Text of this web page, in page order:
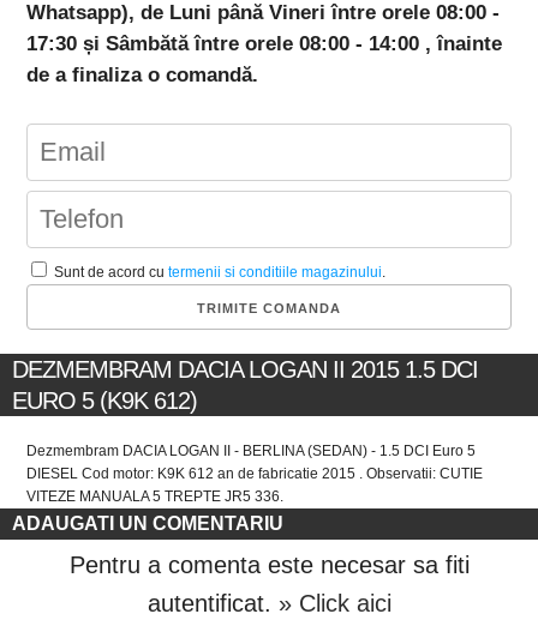
Whatsapp), de Luni până Vineri între orele 08:00 -
17:30 și Sâmbătă între orele 08:00 - 14:00 , înainte
de a finaliza o comandă.
Sunt de acord cutermenii si conditiile magazinului.
DEZMEMBRAM DACIA LOGAN II 2015 1.5 DCI
EURO 5 (K9K 612)
Dezmembram DACIA LOGAN II - BERLINA (SEDAN) - 1.5 DCI Euro 5
DIESEL Cod motor: K9K 612 an de fabricatie 2015 . Observatii: CUTIE
VITEZE MANUALA 5 TREPTE JR5 336.
ADAUGATI UN COMENTARIU
Pentru a comenta este necesar sa fiti
autentificat. » Click aici